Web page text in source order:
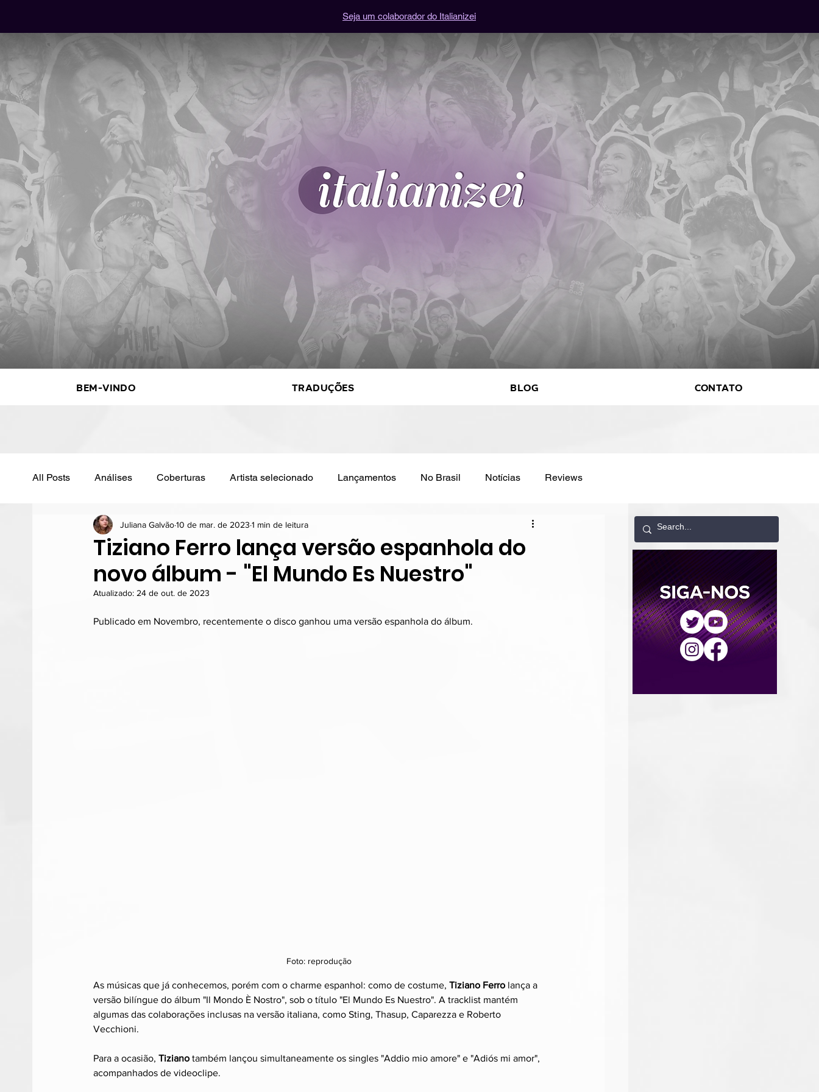
Seja um colaborador do Italianizei
Bem-vindo Traduções Blog Contato
All Posts Análises Coberturas Artista selecionado Lançamentos No Brasil Notícias Reviews
Sanremo Televisão Colunas Track by track Entrevistas
Tiziano Ferro lança versão espanhola do
novo álbum - "El Mundo Es Nuestro"
Juliana Galvão10 de mar. de 2023 1 min de leitura
Atualizado: 24 de out. de 2023
Publicado em Novembro, recentemente o disco ganhou uma versão espanhola do álbum.
Foto: reprodução
As músicas que já conhecemos, porém com o charme espanhol: como de costume, Tiziano Ferro lança a
versão bilíngue do álbum "Il Mondo È Nostro", sob o título "El Mundo Es Nuestro". A tracklist mantém
algumas das colaborações inclusas na versão italiana, como Sting, Thasup, Caparezza e Roberto
Vecchioni.
Para a ocasião, Tiziano também lançou simultaneamente os singles "Addio mio amore" e "Adiós mi amor",
acompanhados de videoclipe.